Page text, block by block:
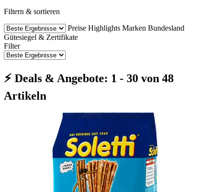
Filtern & sortieren
Preise Highlights Marken Bundesland
Gütesiegel & Zertifikate
Filter
⚡ Deals & Angebote: 1 - 30 von 48
Artikeln